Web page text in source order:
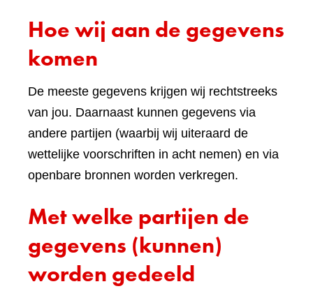
Hoe wij aan de gegevens
komen
De meeste gegevens krijgen wij rechtstreeks
van jou. Daarnaast kunnen gegevens via
andere partijen (waarbij wij uiteraard de
wettelijke voorschriften in acht nemen) en via
openbare bronnen worden verkregen.
Met welke partijen de
gegevens (kunnen)
worden gedeeld